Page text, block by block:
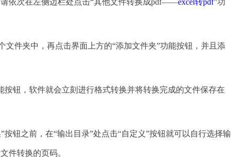
依次在左侧边栏处点击“其他文件转换成pdf——excel转pdf”功
件夹中，再点击界面上方的“添加文件夹”功能按钮，并且添
钮，软件就会立刻进行格式转换并将转换完成的文件保存在
之前，在“输出目录”处点击“自定义”按钮就可以自行选择输
件转换的页码。